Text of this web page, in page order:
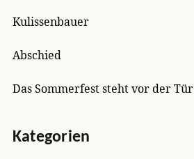
Kulissenbauer
Abschied
Das Sommerfest steht vor der Tür
Kategorien